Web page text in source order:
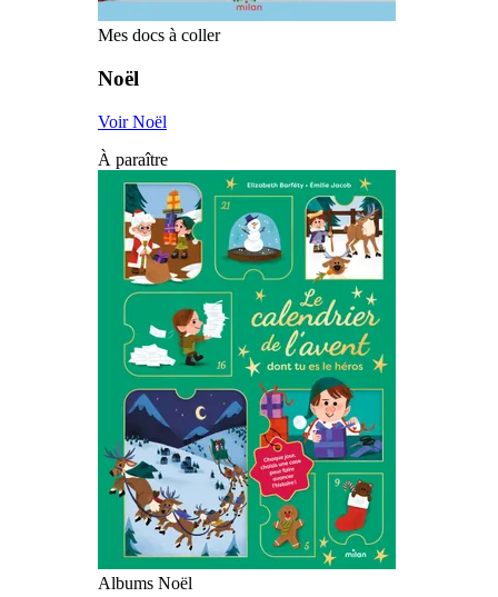
Mes docs à coller
Noël
Voir Noël
À paraître
Albums Noël